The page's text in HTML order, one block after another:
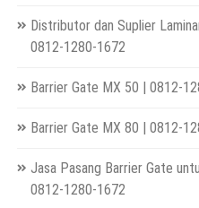
Distributor dan Suplier
0812-1280-1672
Barrier Gate MX 50 | 0812-
Barrier Gate MX 80 | 0812-
Jasa Pasang Barrier Gate
0812-1280-1672